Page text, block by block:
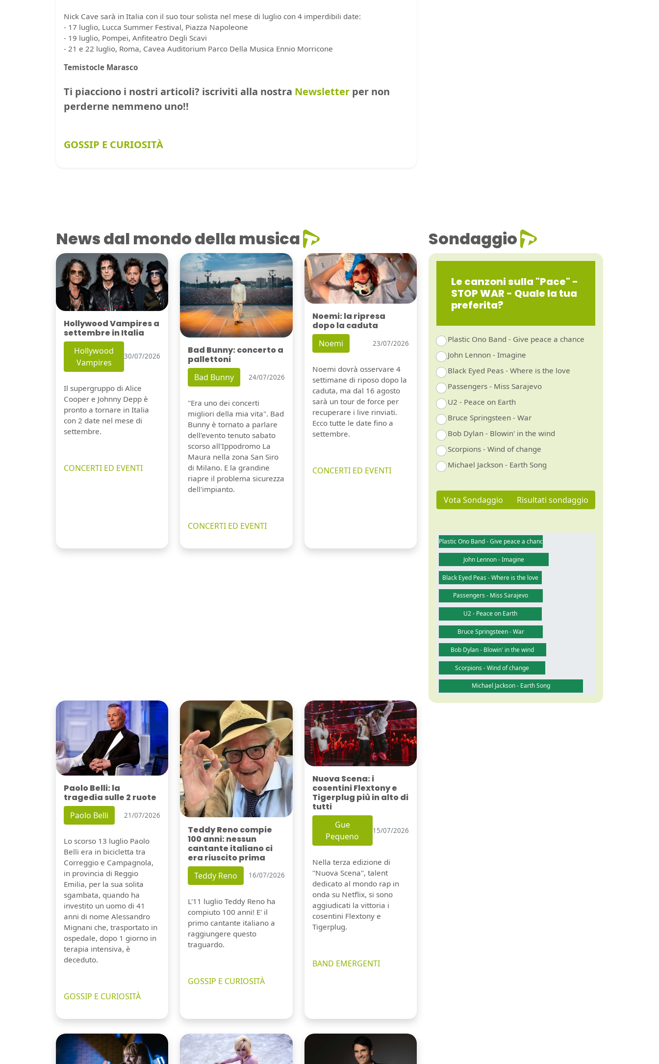
Nick Cave sarà in Italia con il suo tour solista nel mese di luglio con 4 imperdibili date:
- 17 luglio, Lucca Summer Festival, Piazza Napoleone
- 19 luglio, Pompei, Anfiteatro Degli Scavi
- 21 e 22 luglio, Roma, Cavea Auditorium Parco Della Musica Ennio Morricone
Temistocle Marasco
Ti piacciono i nostri articoli? iscriviti alla nostra Newsletter per non
perderne nemmeno uno!!
GOSSIP E CURIOSITÀ
News dal mondo della musica
Hollywood Vampires a
settembre in Italia
Hollywood
Vampires
30/07/2026
Il supergruppo di Alice
Cooper e Johnny Depp è
pronto a tornare in Italia
con 2 date nel mese di
settembre.
CONCERTI ED EVENTI
Bad Bunny: concerto a
pallettoni
Bad Bunny 24/07/2026
"Era uno dei concerti
migliori della mia vita". Bad
Bunny è tornato a parlare
dell'evento tenuto sabato
scorso all'Ippodromo La
Maura nella zona San Siro
di Milano. E la grandine
riapre il problema sicurezza
dell'impianto.
CONCERTI ED EVENTI
Noemi: la ripresa
dopo la caduta
Noemi 23/07/2026
Noemi dovrà osservare 4
settimane di riposo dopo la
caduta, ma dal 16 agosto
sarà un tour de force per
recuperare i live rinviati.
Ecco tutte le date fino a
settembre.
CONCERTI ED EVENTI
Paolo Belli: la
tragedia sulle 2 ruote
Paolo Belli 21/07/2026
Lo scorso 13 luglio Paolo
Belli era in bicicletta tra
Correggio e Campagnola,
in provincia di Reggio
Emilia, per la sua solita
sgambata, quando ha
investito un uomo di 41
anni di nome Alessandro
Mignani che, trasportato in
ospedale, dopo 1 giorno in
terapia intensiva, è
deceduto.
GOSSIP E CURIOSITÀ
Teddy Reno compie
100 anni: nessun
cantante italiano ci
era riuscito prima
Teddy Reno 16/07/2026
L'11 luglio Teddy Reno ha
compiuto 100 anni! E' il
primo cantante italiano a
raggiungere questo
traguardo.
GOSSIP E CURIOSITÀ
Nuova Scena: i
cosentini Flextony e
Tigerplug più in alto di
tutti
Gue
Pequeno
15/07/2026
Nella terza edizione di
"Nuova Scena", talent
dedicato al mondo rap in
onda su Netflix, si sono
aggiudicati la vittoria i
cosentini Flextony e
Tigerplug.
BAND EMERGENTI
Sondaggio
Le canzoni sulla "Pace" -
STOP WAR - Quale la tua
preferita?
Plastic Ono Band - Give peace a chance
John Lennon - Imagine
Black Eyed Peas - Where is the love
Passengers - Miss Sarajevo
U2 - Peace on Earth
Bruce Springsteen - War
Bob Dylan - Blowin' in the wind
Scorpions - Wind of change
Michael Jackson - Earth Song
Vota Sondaggio Risultati sondaggio
Plastic Ono Band - Give peace a chance
John Lennon - Imagine
Black Eyed Peas - Where is the love
Passengers - Miss Sarajevo
U2 - Peace on Earth
Bruce Springsteen - War
Bob Dylan - Blowin' in the wind
Scorpions - Wind of change
Michael Jackson - Earth Song